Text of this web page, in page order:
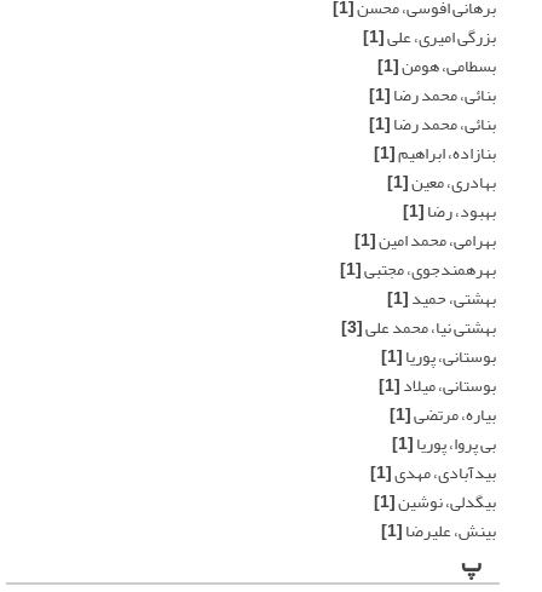
برهانی افوسی، محسن[1]
بزرگی امیری، علی[1]
بسطامی، هومن[1]
بنائی، محمد رضا[1]
بنائی، محمد رضا[1]
بنازاده، ابراهیم[1]
بهادری، معین[1]
بهبود، رضا[1]
بهرامی، محمد امین[1]
بهره‏مندجوی، مجتبی[1]
بهشتی، حمید[1]
بهشتی نیا، محمد علی[3]
بوستانی، پوریا[1]
بوستانی، میلاد[1]
بیاره، مرتضی[1]
بی پروا، پوریا[1]
بیدآبادی، مهدی[1]
بیگدلی، نوشین[1]
بینش، علیرضا[1]
پ